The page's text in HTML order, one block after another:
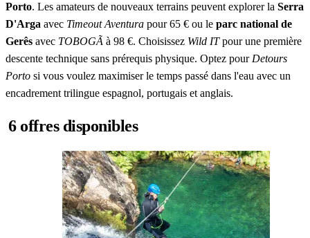
Porto. Les amateurs de nouveaux terrains peuvent explorer la Serra
D'Arga avec Timeout Aventura pour 65 € ou le parc national de
Gerês avec TOBOGÃ à 98 €. Choisissez Wild ITpour une première
descente technique sans prérequis physique. Optez pour Detours
Porto si vous voulez maximiser le temps passé dans l'eau avec un
encadrement trilingue espagnol, portugais et anglais.
6 offres disponibles